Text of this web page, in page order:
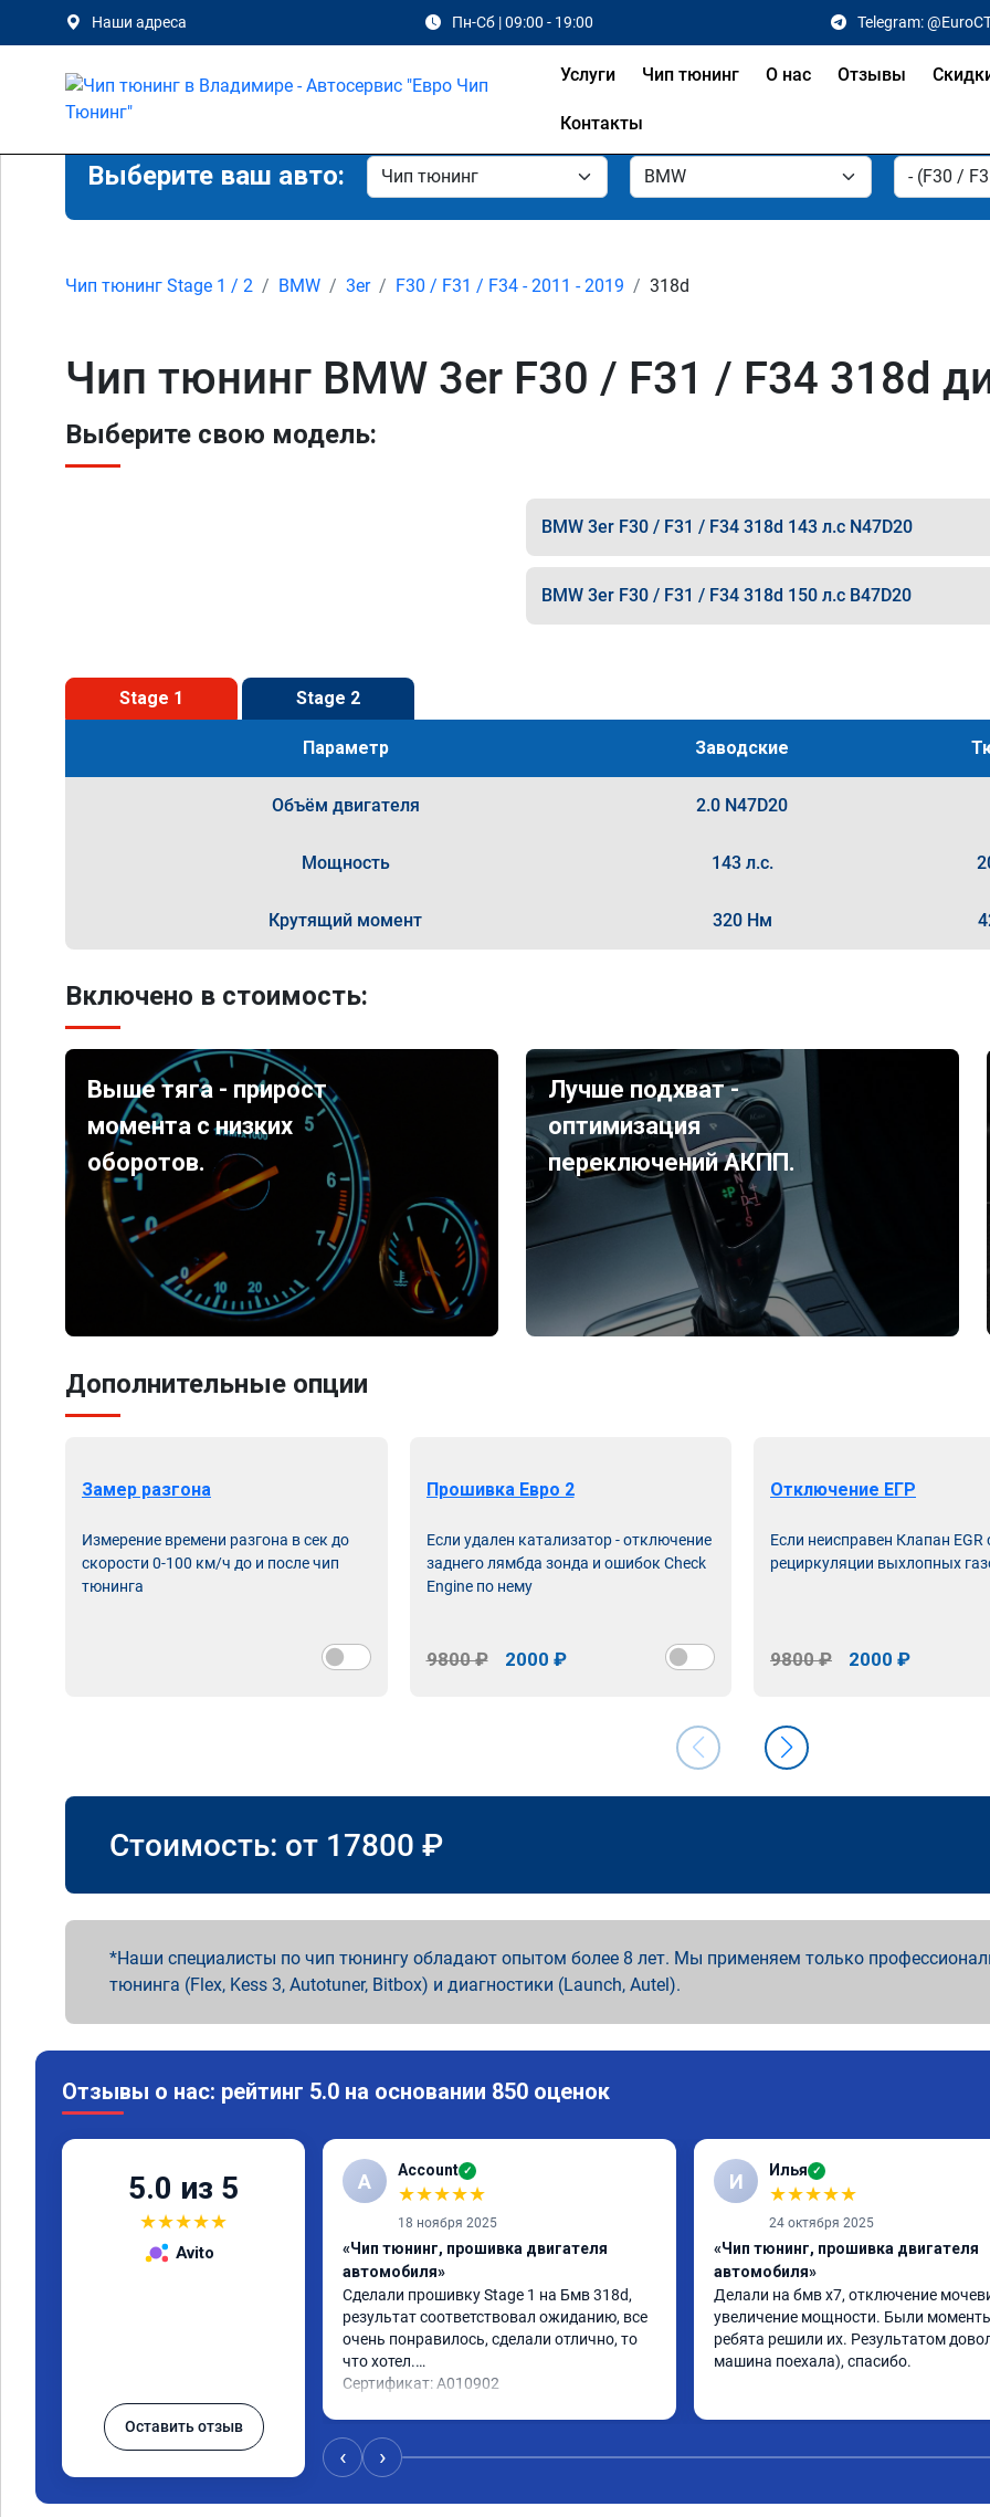
Наши адреса Пн-Сб | 09:00 - 19:00 Telegram:
Услуги Чип тюнинг О нас Отзывы
Контакты
Выберите ваш авто:
Чип тюнинг Stage 1 / 2 BMW 3er F30 / F31 / F34 - 2011 - 2019 318d
Чип тюнинг BMW 3er F30 / F31 / F34 318d
Выберите свою модель:
BMW 3er F30 / F31 / F34 318d 143 л.с N47D20
BMW 3er F30 / F31 / F34 318d 150 л.с B47D20
Stage 1 Stage 2
Параметр Заводские
Объём двигателя 2.0 N47D20
Мощность 143 л.с.
Крутящий момент 320 Нм
Включено в стоимость:
Выше тяга - прирост
момента с низких
оборотов.
Лучше подхват -
оптимизация
переключений АКПП.
Дополнительные опции
Замер разгона
Измерение времени разгона в сек до
скорости 0-100 км/ч до и после чип
тюнинга
Прошивка Евро 2
Если удален катализатор - отключение
заднего лямбда зонда и ошибок Check
Engine по нему
9800 ₽ 2000 ₽
Отключение ЕГР
Если неисправен Клапан EGR
рециркуляции выхлопных
9800 ₽ 2000 ₽
Стоимость: от 17800 ₽
Наши специалисты по чип тюнингу обладают опытом более 8 лет. Мы применяем только
тюнинга (Flex, Kess 3, Autotuner, Bitbox) и диагностики (Launch, Autel).
Отзывы о нас: рейтинг 5.0 на основании 850 оценок
5.0 из 5
★★★★★
Avito
Оставить отзыв
A Account ✓
★★★★★
18 ноября 2025
«Чип тюнинг, прошивка двигателя
автомобиля»
Сделали прошивку Stage 1 на Бмв 318d,
результат соответствовал ожиданию, все
очень понравилось, сделали отлично, то
что хотел.
Сертификат: A010902
И Илья ✓
★★★★★
24 октября 2025
«Чип тюнинг, прошивка двигателя
автомобиля»
Делали на бмв х7, отключение
увеличение мощности. Были
ребята решили их. Результатом
машина поехала), спасибо.
‹ ›